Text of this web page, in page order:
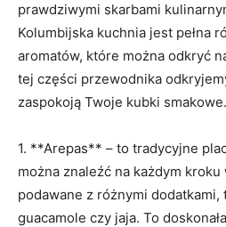
prawdziwymi skarbami
Kolumbijska kuchnia jest pełna
aromatów, ⁢które można odkryć
tej części przewodnika
zaspokoją Twoje kubki smakowe.
1. **Arepas**⁣ – ‍to tradycyjne
można znaleźć ​na każdym
podawane z różnymi dodatkami,
guacamole czy jaja. ‍To